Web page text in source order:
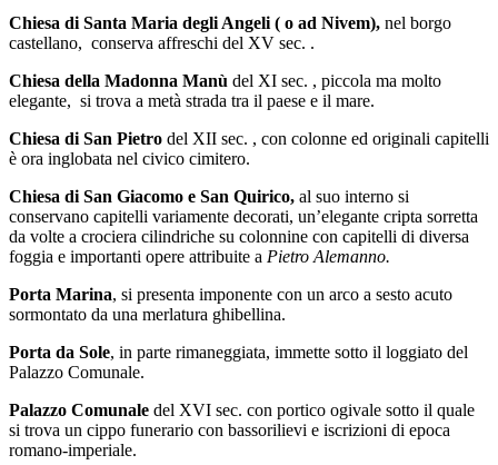
Chiesa di Santa Maria degli Angeli ( o ad Nivem), nel borgo
castellano, conserva affreschi del XV sec. .
Chiesa della Madonna Manù del XI sec. , piccola ma molto
elegante, si trova a metà strada tra il paese e il mare.
Chiesa di San Pietro del XII sec. , con colonne ed originali capitelli
è ora inglobata nel civico cimitero.
Chiesa di San Giacomo e San Quirico, al suo interno si
conservano capitelli variamente decorati, un’elegante cripta sorretta
da volte a crociera cilindriche su colonnine con capitelli di diversa
foggia e importanti opere attribuite a Pietro Alemanno.
Porta Marina, si presenta imponente con un arco a sesto acuto
sormontato da una merlatura ghibellina.
Porta da Sole, in parte rimaneggiata, immette sotto il loggiato del
Palazzo Comunale.
Palazzo Comunale del XVI sec. con portico ogivale sotto il quale
si trova un cippo funerario con bassorilievi e iscrizioni di epoca
romano-imperiale.